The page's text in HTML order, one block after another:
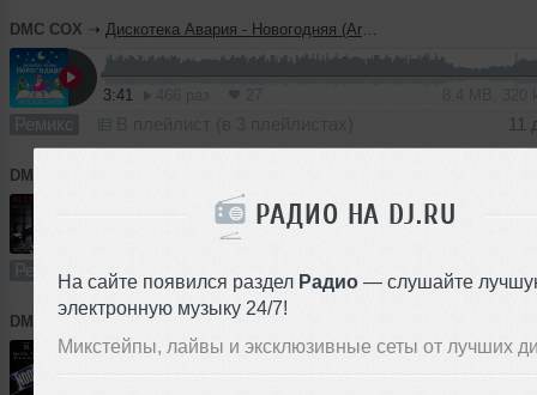
РАДИО НА DJ.RU
На сайте появился раздел Радио — слушайте
электронную музыку 24/7!
Микстейпы, лайвы и эксклюзивные сеты от лучших
DMC COX ➝ Дискотека Авария - Новогодняя (Arteez & DMC COX Radio Edit)
3:41
Ремикс 11
DMC COX
Ремикс В плейлист (в 1 плейлисте)
DMC COX Michel Teló - Ai Se Eu Te Pego (DMC COX & Butesha Radio Edit)